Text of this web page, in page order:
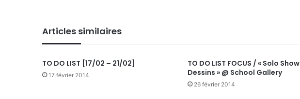
Articles similaires
TO DO LIST [17/02 – 21/02]
17 février 2014
TO DO LIST FOCUS / « Solo Show
Dessins » @ School Gallery
26 février 2014